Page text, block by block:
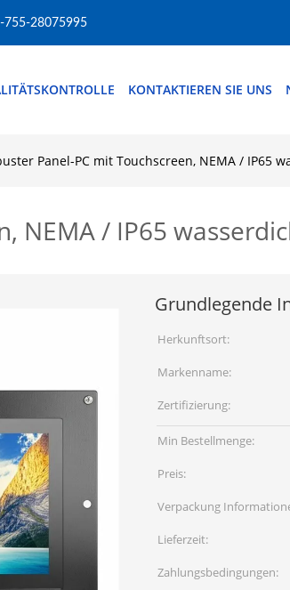
755-28075995
KONTAKTIEREN SIE UNS
Panel-PC mit Touchscreen, NEMA / IP65
NEMA / IP65
Grundlegende
Herkunftsort:
Markenname:
Zertifizierung:
Min Bestellmenge:
Preis:
Verpackung
Lieferzeit:
Zahlungsbedingungen: